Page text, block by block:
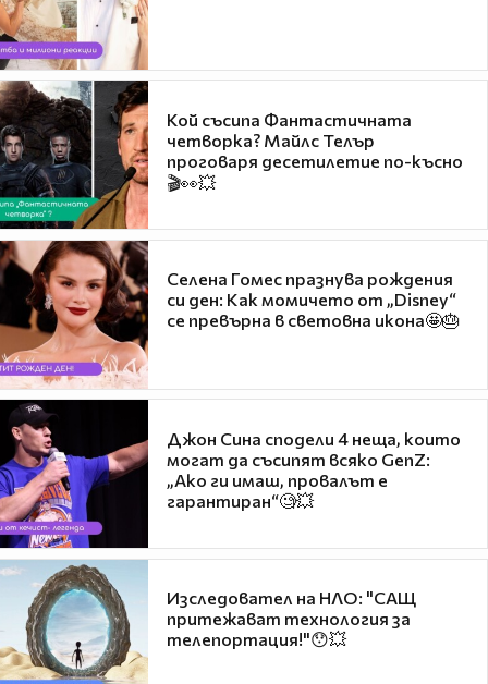
Кой съсипа Фантастичната
четворка? Майлс Телър
проговаря десетилетие по-късно
🎬👀💥
Селена Гомес празнува рождения
си ден: Как момичето от „Disney“
се превърна в световна икона🤩🎂
Джон Сина сподели 4 неща, които
могат да съсипят всяко GenZ:
„Ако ги имаш, провалът е
гарантиран“🧐💥
Изследовател на НЛО: "САЩ
притежават технология за
телепортация!"😯💥